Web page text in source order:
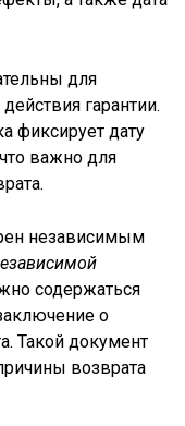
для
гарантии.
фиксирует дату
важно для
независимым
содержаться
о
Такой документ
возврата